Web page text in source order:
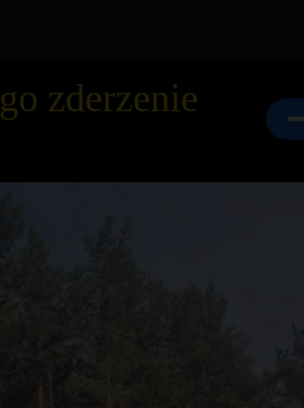
zderzenie